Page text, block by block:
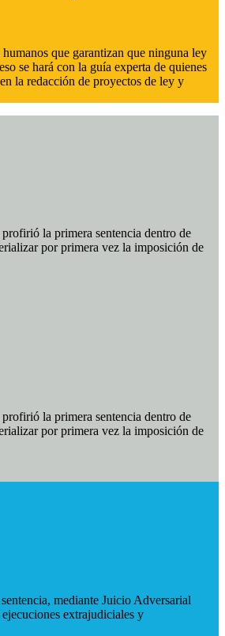
que garantizan que ninguna ley
se hará con la guía experta de quienes
la redacción de proyectos de ley y
la primera sentencia dentro de
por primera vez la imposición de
la primera sentencia dentro de
por primera vez la imposición de
mediante Juicio Adversarial
extrajudiciales y